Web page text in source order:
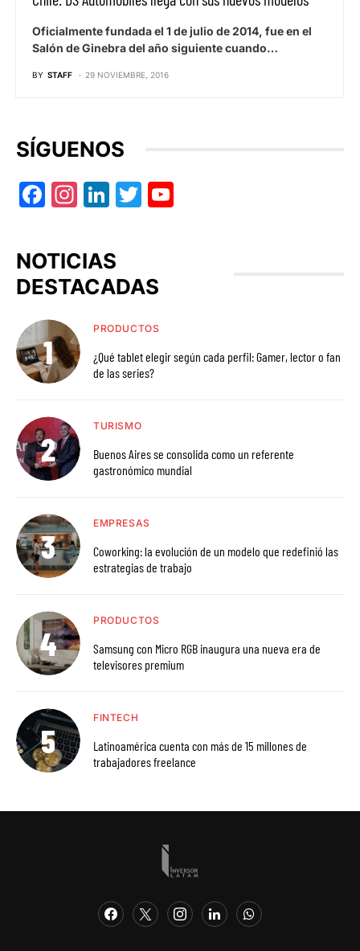
Oficialmente fundada el 1 de julio de 2014, fue en el
Salón de Ginebra del año siguiente cuando…
BY STAFF 29 NOVIEMBRE, 2016
SÍGUENOS
Facebook
Instagram
LinkedIn
Twitter
NOTICIAS
DESTACADAS
PRODUCTOS
¿Qué tablet elegir según cada perfil: Gamer, lector o fan
de las series?
TURISMO
Buenos Aires se consolida como un referente
gastronómico mundial
EMPRESAS
Coworking: la evolución de un modelo que redefinió las
estrategias de trabajo
PRODUCTOS
Samsung con Micro RGB inaugura una nueva era de
televisores premium
FINTECH
Latinoamérica cuenta con más de 15 millones de
trabajadores freelance